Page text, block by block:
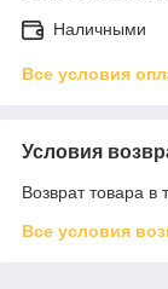
Наличными
Все условия
Условия
Возврат товара в
Все условия